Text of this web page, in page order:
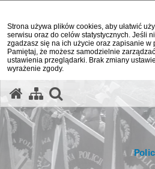
Strona używa plików cookies, aby ułatwić
serwisu oraz do celów statystycznych. Jeśli
zgadzasz się na ich użycie oraz zapisanie w
Pamiętaj, że możesz samodzielnie
ustawienia przeglądarki. Brak zmiany
wyrażenie zgody.